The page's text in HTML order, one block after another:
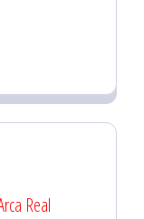
Real